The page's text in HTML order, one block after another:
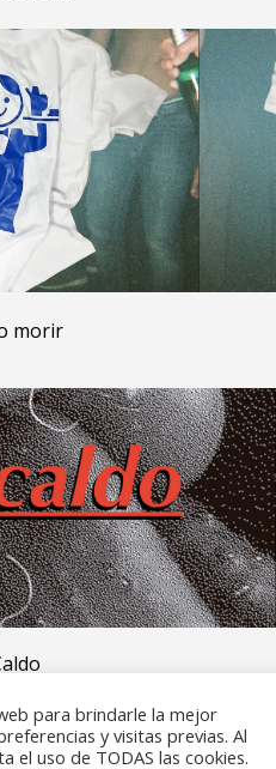
morir
para brindarle la mejor
y visitas previas. Al
el uso de TODAS las cookies.